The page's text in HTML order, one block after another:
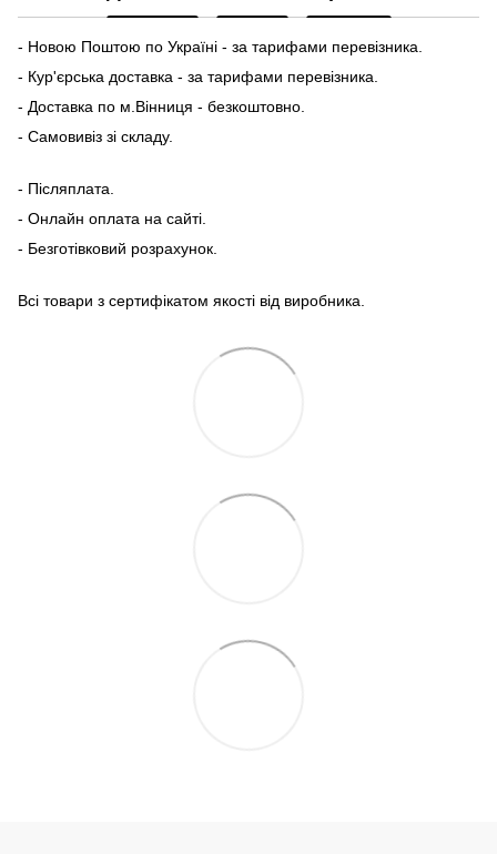
- Новою Поштою по Україні - за тарифами перевізника.
- Кур'єрська доставка - за тарифами перевізника.
- Доставка по м.Вінниця - безкоштовно.
- Самовивіз зі складу.
- Післяплата.
- Онлайн оплата на сайті.
- Безготівковий розрахунок.
Всі товари з сертифікатом якості від виробника.